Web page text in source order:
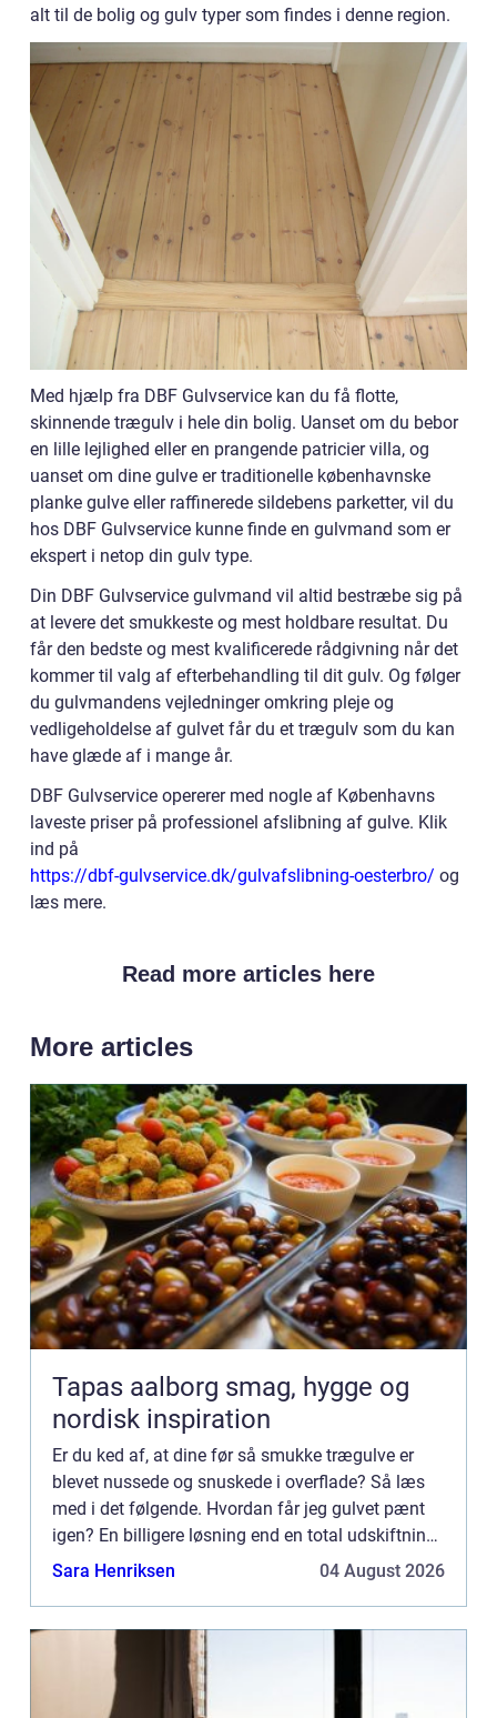
alt til de bolig og gulv typer som findes i denne region.
Med hjælp fra DBF Gulvservice kan du få flotte,
skinnende trægulv i hele din bolig. Uanset om du bebor
en lille lejlighed eller en prangende patricier villa, og
uanset om dine gulve er traditionelle københavnske
planke gulve eller raffinerede sildebens parketter, vil du
hos DBF Gulvservice kunne finde en gulvmand som er
ekspert i netop din gulv type.
Din DBF Gulvservice gulvmand vil altid bestræbe sig på
at levere det smukkeste og mest holdbare resultat. Du
får den bedste og mest kvalificerede rådgivning når det
kommer til valg af efterbehandling til dit gulv. Og følger
du gulvmandens vejledninger omkring pleje og
vedligeholdelse af gulvet får du et trægulv som du kan
have glæde af i mange år.
DBF Gulvservice opererer med nogle af Københavns
laveste priser på professionel afslibning af gulve. Klik
ind på
https://dbf-gulvservice.dk/gulvafslibning-oesterbro/ og
læs mere.
Read more articles here
More articles
Tapas aalborg smag, hygge og
nordisk inspiration
Er du ked af, at dine før så smukke trægulve er
blevet nussede og snuskede i overflade? Så læs
med i det følgende. Hvordan får jeg gulvet pænt
igen? En billigere løsning end en total udskiftning
af dit gamle trægulv er en gulvafslibning. Med en
Sara Henriksen 04 August 2026